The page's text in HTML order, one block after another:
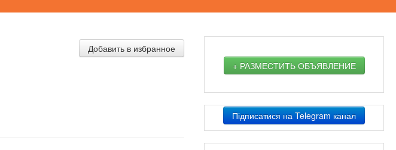
Добавить в избранное
+ РАЗМЕСТИТЬ ОБЪЯВЛЕНИЕ
Підписатися на Telegram канал